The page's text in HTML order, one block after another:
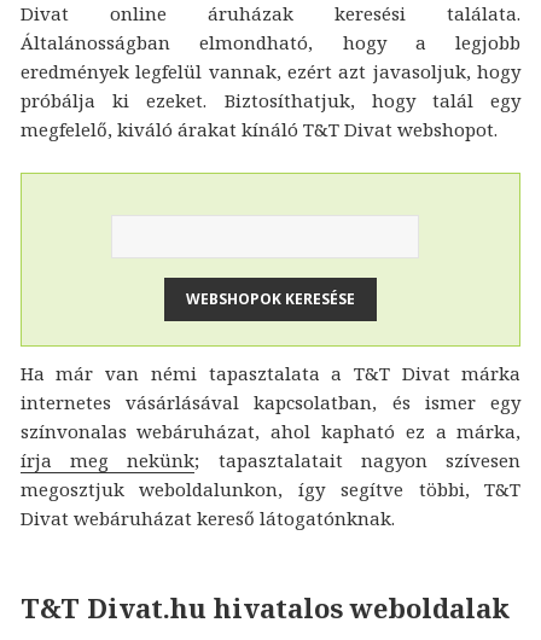
Divat online áruházak keresési találata.
Általánosságban elmondható, hogy a legjobb
eredmények legfelül vannak, ezért azt javasoljuk, hogy
próbálja ki ezeket. Biztosíthatjuk, hogy talál egy
megfelelő, kiváló árakat kínáló T&T Divat webshopot.
Ha már van némi tapasztalata a T&T Divat márka
internetes vásárlásával kapcsolatban, és ismer egy
színvonalas webáruházat, ahol kapható ez a márka,
írja meg nekünk; tapasztalatait nagyon szívesen
megosztjuk weboldalunkon, így segítve többi, T&T
Divat webáruházat kereső látogatónknak.
T&T Divat.hu hivatalos weboldalak